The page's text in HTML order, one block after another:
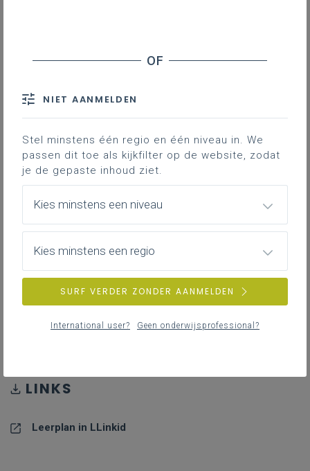
Hieronder vind je de definitieve en
volledig afgewerkte versie van het
leerplan in Word; enkel deze versie
is geldig voor de volledige 3de
graad vanaf 1 september 2024.
DOWNLOADS
WORD 313KB
LINKS
Leerplan in LLinkid
NIET AANMELDEN
Stel minstens één regio en één niveau in. We
passen dit toe als kijkfilter op de website, zodat
je de gepaste inhoud ziet.
Kies minstens een niveau
Kies minstens een regio
SURF VERDER ZONDER AANMELDEN
International user? Geen onderwijsprofessional?